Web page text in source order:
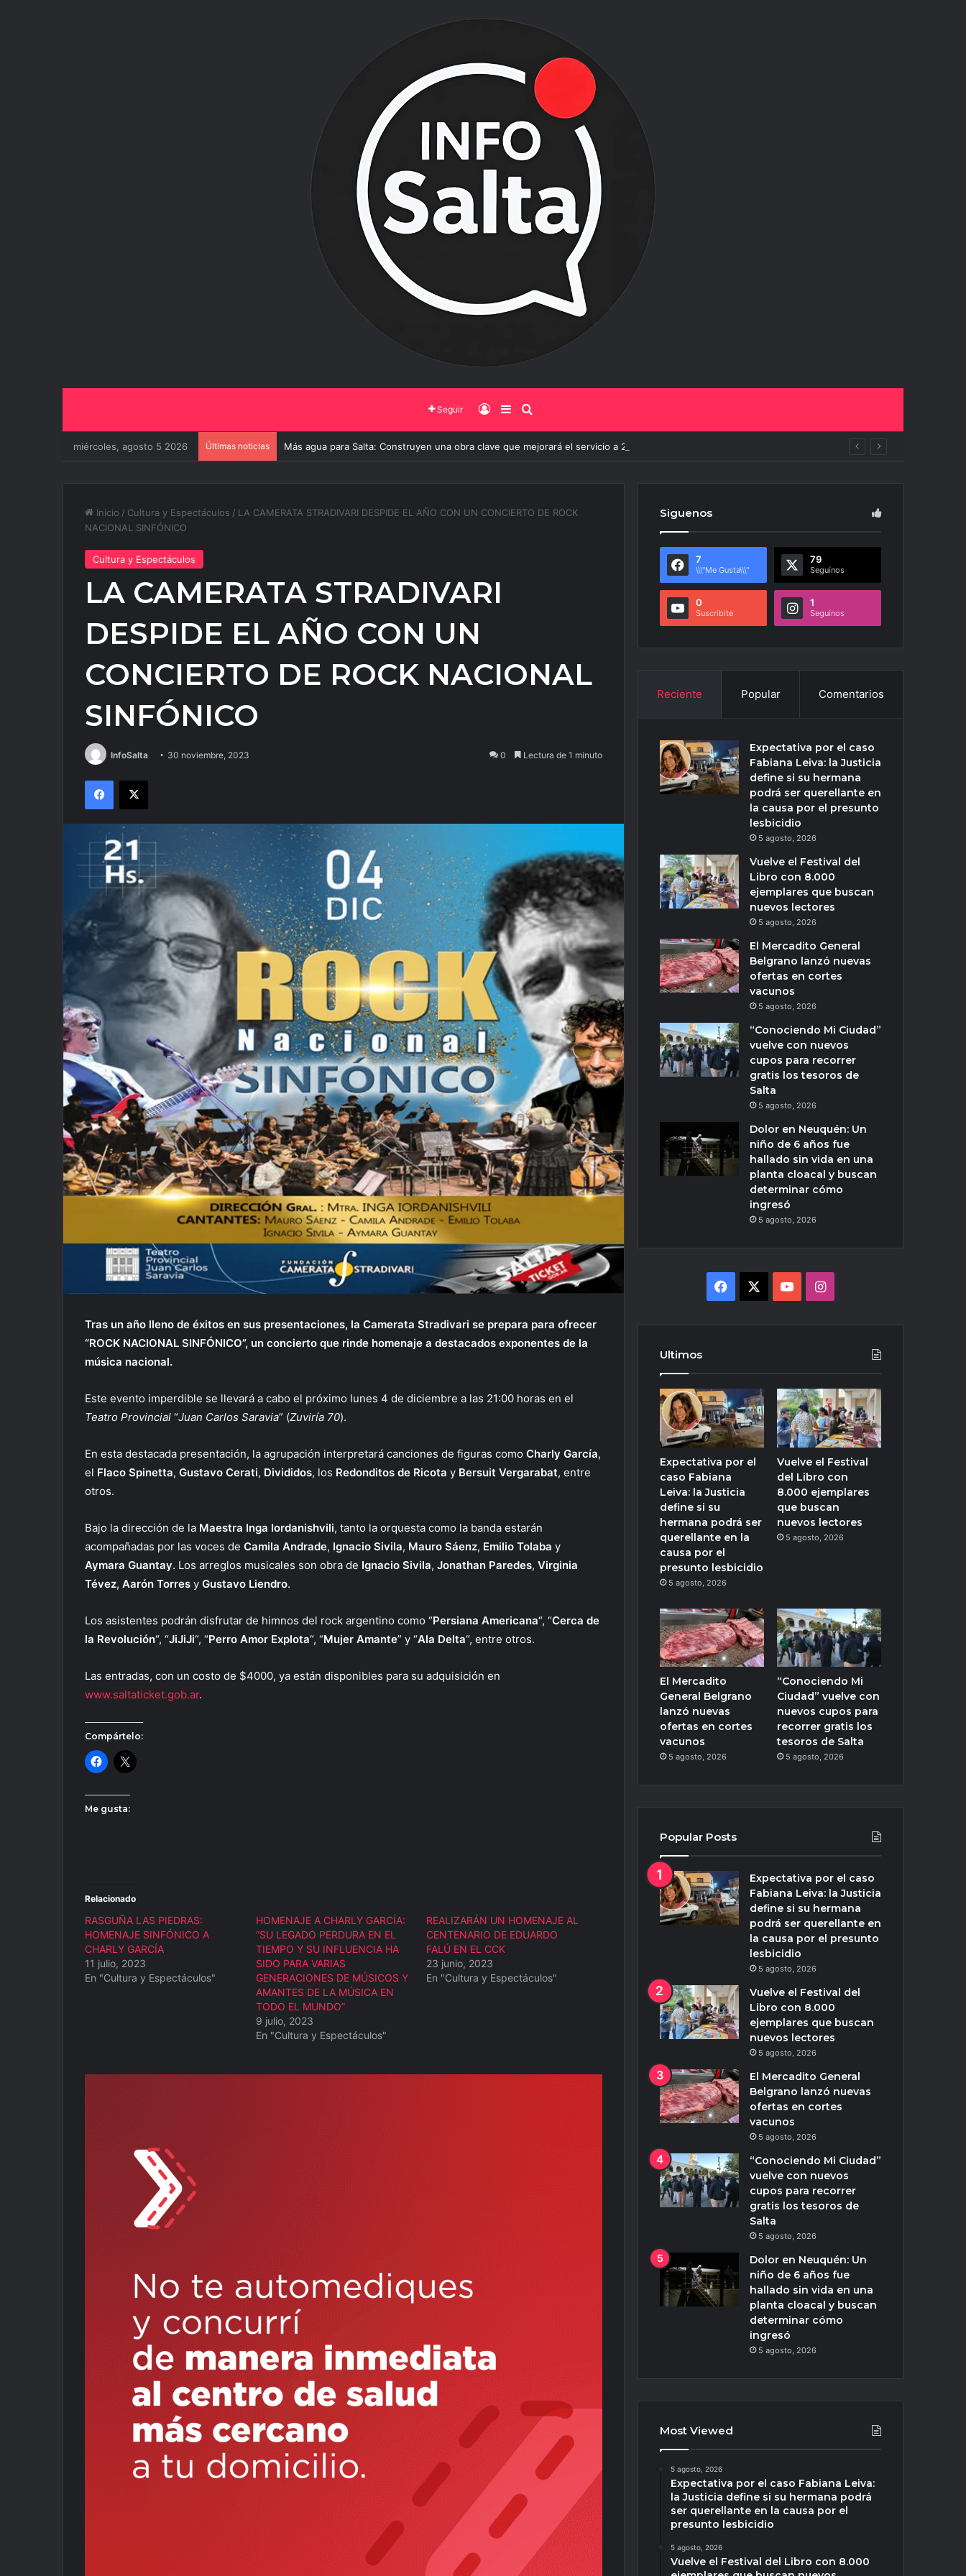
Seguir Iniciar Sesión
Barra Lateral
miércoles, agosto 5 2026 Últimas noticias Más agua para Salta: Construyen una obra clave que mejorará el servicio a 20 mil vecinos
Inicio / Cultura y Espectáculos / LA CAMERATA STRADIVARI DESPIDE EL AÑO CON UN CONCIERTO DE ROCK
NACIONAL SINFÓNICO
Cultura y Espectáculos
LA CAMERATA STRADIVARI
DESPIDE EL AÑO CON UN
CONCIERTO DE ROCK NACIONAL
SINFÓNICO
InfoSalta 30 noviembre, 2023 0 Lectura de 1 minuto
Facebook
X
Tras un año lleno de éxitos en sus presentaciones, la Camerata Stradivari se prepara para ofrecer
“ROCK NACIONAL SINFÓNICO”, un concierto que rinde homenaje a destacados exponentes de la
música nacional.
Este evento imperdible se llevará a cabo el próximo lunes 4 de diciembre a las 21:00 horas en el
Teatro Provincial “Juan Carlos Saravia” (Zuviría 70).
En esta destacada presentación, la agrupación interpretará canciones de figuras como Charly García,
el Flaco Spinetta, Gustavo Cerati, Divididos, los Redonditos de Ricota y Bersuit Vergarabat, entre
otros.
Bajo la dirección de la Maestra Inga Iordanishvili, tanto la orquesta como la banda estarán
acompañadas por las voces de Camila Andrade, Ignacio Sivila, Mauro Sáenz, Emilio Tolaba y
Aymara Guantay. Los arreglos musicales son obra de Ignacio Sivila, Jonathan Paredes, Virginia
Tévez, Aarón Torres y Gustavo Liendro.
Los asistentes podrán disfrutar de himnos del rock argentino como “Persiana Americana“, “Cerca de
la Revolución“, “JiJiJi“, “Perro Amor Explota“, “Mujer Amante” y “Ala Delta“, entre otros.
Las entradas, con un costo de $4000, ya están disponibles para su adquisición en
www.saltaticket.gob.ar.
Compártelo:
Me gusta:
Relacionado
RASGUÑA LAS PIEDRAS:
HOMENAJE SINFÓNICO A
CHARLY GARCÍA
11 julio, 2023
En "Cultura y Espectáculos"
HOMENAJE A CHARLY GARCÍA:
“SU LEGADO PERDURA EN EL
TIEMPO Y SU INFLUENCIA HA
SIDO PARA VARIAS
GENERACIONES DE MÚSICOS Y
AMANTES DE LA MÚSICA EN
TODO EL MUNDO”
9 julio, 2023
En "Cultura y Espectáculos"
REALIZARÁN UN HOMENAJE AL
CENTENARIO DE EDUARDO
FALÚ EN EL CCK
23 junio, 2023
En "Cultura y Espectáculos"
Siguenos
7
\\\"Me Gusta\\\"
79
Seguínos
0
Suscribite
1
Seguínos
Reciente Popular Comentarios
Expectativa por el caso
Fabiana Leiva: la Justicia
define si su hermana
podrá ser querellante en
la causa por el presunto
lesbicidio
5 agosto, 2026
Vuelve el Festival del
Libro con 8.000
ejemplares que buscan
nuevos lectores
5 agosto, 2026
El Mercadito General
Belgrano lanzó nuevas
ofertas en cortes
vacunos
5 agosto, 2026
“Conociendo Mi Ciudad”
vuelve con nuevos
cupos para recorrer
gratis los tesoros de
Salta
5 agosto, 2026
Dolor en Neuquén: Un
niño de 6 años fue
hallado sin vida en una
planta cloacal y buscan
determinar cómo
ingresó
5 agosto, 2026
Facebook YouTubeInstagram
Ultimos
Expectativa por el
caso Fabiana
Leiva: la Justicia
define si su
hermana podrá ser
querellante en la
causa por el
presunto lesbicidio
5 agosto, 2026
Vuelve el Festival
del Libro con
8.000 ejemplares
que buscan
nuevos lectores
5 agosto, 2026
El Mercadito
General Belgrano
lanzó nuevas
ofertas en cortes
vacunos
5 agosto, 2026
“Conociendo Mi
Ciudad” vuelve con
nuevos cupos para
recorrer gratis los
tesoros de Salta
5 agosto, 2026
Popular Posts
Expectativa por el caso
Fabiana Leiva: la Justicia
define si su hermana
podrá ser querellante en
la causa por el presunto
lesbicidio
5 agosto, 2026
Vuelve el Festival del
Libro con 8.000
ejemplares que buscan
nuevos lectores
5 agosto, 2026
El Mercadito General
Belgrano lanzó nuevas
ofertas en cortes
vacunos
5 agosto, 2026
“Conociendo Mi Ciudad”
vuelve con nuevos
cupos para recorrer
gratis los tesoros de
Salta
5 agosto, 2026
Dolor en Neuquén: Un
niño de 6 años fue
hallado sin vida en una
planta cloacal y buscan
determinar cómo
ingresó
5 agosto, 2026
Most Viewed
5 agosto, 2026
Expectativa por el caso Fabiana Leiva:
la Justicia define si su hermana podrá
ser querellante en la causa por el
presunto lesbicidio
5 agosto, 2026
Vuelve el Festival del Libro con 8.000